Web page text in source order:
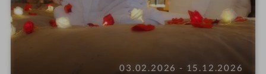
03.02.2026 - 15.12.2026